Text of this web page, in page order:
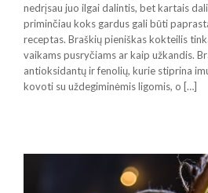
nedrįsau juo ilgai dalintis, bet kartais
priminčiau koks gardus gali būti
receptas. Braškių pieniškas kokteilis
vaikams pusryčiams ar kaip užkandis.
antioksidantų ir fenolių, kurie stiprina
kovoti su uždegiminėmis ligomis, o […]